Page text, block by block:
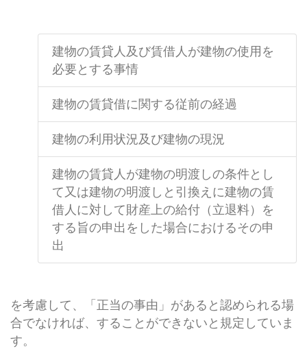
建物の賃貸人及び賃借人が建物の使用を
必要とする事情
建物の賃貸借に関する従前の経過
建物の利用状況及び建物の現況
建物の賃貸人が建物の明渡しの条件とし
て又は建物の明渡しと引換えに建物の賃
借人に対して財産上の給付（立退料）を
する旨の申出をした場合におけるその申
出
を考慮して、「正当の事由」があると認められる場
合でなければ、することができないと規定していま
す。